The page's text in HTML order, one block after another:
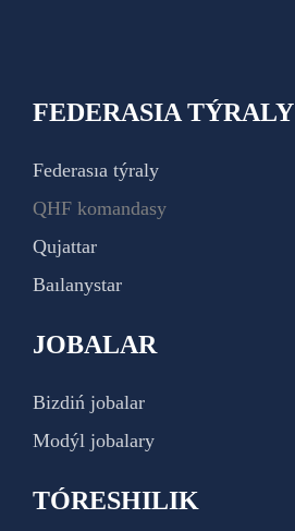
FEDERASIA TÝRALY
Federasıa týraly
QHF komandasy
Qujattar
Baılanystar
JOBALAR
Bizdiń jobalar
Modýl jobalary
TÓRESHILIK